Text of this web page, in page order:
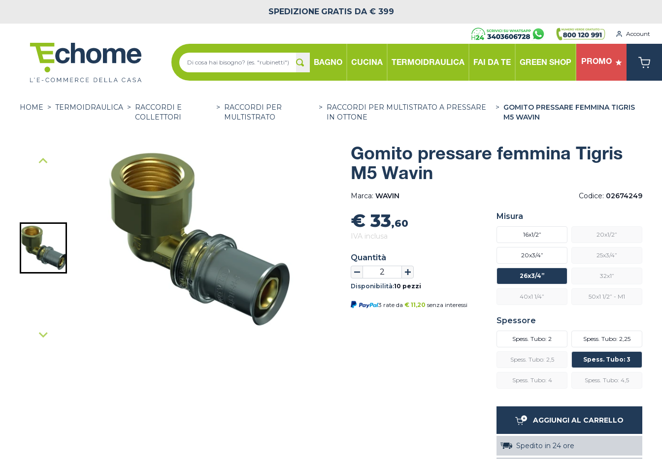
SPEDIZIONE GRATIS DA € 399
Account
BAGNO CUCINA TERMOIDRAULICA FAI DA TE GREEN SHOP PROMO
HOME > TERMOIDRAULICA >
RACCORDI E
COLLETTORI
>
RACCORDI PER
MULTISTRATO
>
RACCORDI PER MULTISTRATO A PRESSARE
IN OTTONE
> GOMITO PRESSARE FEMMINA TIGRIS
M5 WAVIN
Gomito pressare femmina Tigris
M5 Wavin
Marca: WAVIN Codice: 02674249
€ 33,60
IVA inclusa
Quantità
Disponibilità:10 pezzi
3 rate da € 11,20 senza interessi
Misura
16x1/2” 20x1/2”
20x3/4” 25x3/4”
26x3/4” 32x1”
40x1 1/4” 50x1 1/2” - M1
Spessore
Spess. Tubo: 2 Spess. Tubo: 2,25
Spess. Tubo: 2,5 Spess. Tubo: 3
Spess. Tubo: 4 Spess. Tubo: 4,5
AGGIUNGI AL CARRELLO
Spedito in 24 ore